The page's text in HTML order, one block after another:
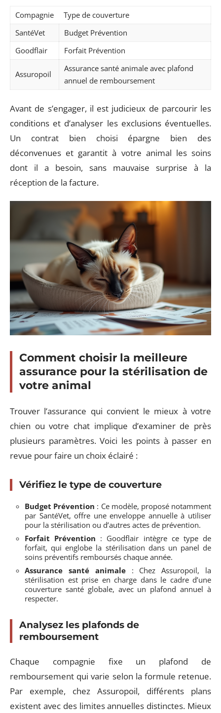
Compagnie
Type de couverture
SantéVet
Budget Prévention
Goodflair
Forfait Prévention
Assuropoil
Assurance santé animale avec plafond
annuel de remboursement
Avant de s’engager, il est judicieux de parcourir les
conditions et d’analyser les exclusions éventuelles.
Un contrat bien choisi épargne bien des
déconvenues et garantit à votre animal les soins
dont il a besoin, sans mauvaise surprise à la
réception de la facture.
Comment choisir la meilleure
assurance pour la stérilisation de
votre animal
Trouver l’assurance qui convient le mieux à votre
chien ou votre chat implique d’examiner de près
plusieurs paramètres. Voici les points à passer en
revue pour faire un choix éclairé :
Vérifiez le type de couverture
Budget Prévention : Ce modèle, proposé notamment
par SantéVet, offre une enveloppe annuelle à utiliser
pour la stérilisation ou d’autres actes de prévention.
Forfait Prévention : Goodflair intègre ce type de
forfait, qui englobe la stérilisation dans un panel de
soins préventifs remboursés chaque année.
Assurance santé animale: Chez Assuropoil, la
stérilisation est prise en charge dans le cadre d’une
couverture santé globale, avec un plafond annuel à
respecter.
Analysez les plafonds de
remboursement
Chaque compagnie fixe un plafond de
remboursement qui varie selon la formule retenue.
Par exemple, chez Assuropoil, différents plans
existent avec des limites annuelles distinctes. Mieux